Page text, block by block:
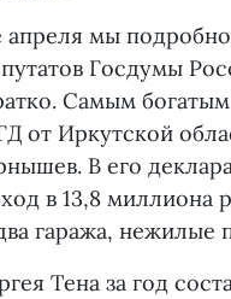
апреля мы
Госдумы
Самым
от Иркутской
В его
в 13,8 миллиона
гаража, нежилые
Тена за год